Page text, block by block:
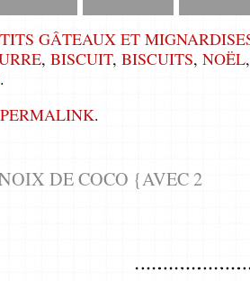
GÂTEAUX ET
, BISCUIT, BISCUITS, NOËL
.
PERMALINK.
DE COCO {AVEC 2